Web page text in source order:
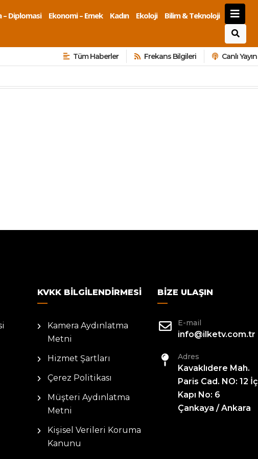
– Diplomasi Ekonomi – Emek Kadın Ekoloji
Bilim & Teknoloji
Tüm Haberler Frekans Bilgileri Canlı Yayın
KVKK BILGILENDIRMESI
Kamera Aydınlatma
Metni
Hizmet Şartları
Çerez Politikası
Müşteri Aydınlatma
Metni
Kişisel Verileri Koruma
Kanunu
BIZE ULAŞIN
E-mail
info@ilketv.com.tr
Adres
Kavaklıdere Mah.
Paris Cad. NO: 12 İç
Kapı No: 6
Çankaya / Ankara